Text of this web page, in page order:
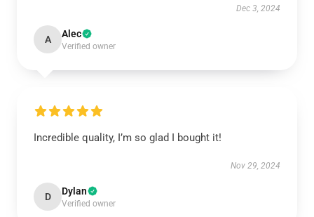
Dec 3, 2024
A Alec
Verified owner
Incredible quality, I’m so glad I bought it!
Nov 29, 2024
D Dylan
Verified owner